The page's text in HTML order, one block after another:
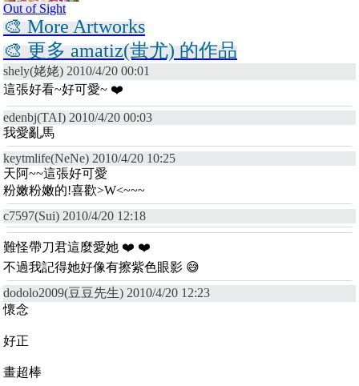
Out of Sight
🎨 More Artworks
🎨 更多 amatiz(蚩尤) 的作品
shely(姥姥) 2010/4/20 00:01
這張好看~好可愛~ ❤️
edenbj(TAI) 2010/4/20 00:03
我愛亂馬
keytmlife(NeNe) 2010/4/20 10:25
天阿~~這張好可愛
粉嫩粉嫩的!喜歡>W<~~~
c7597(Sui) 2010/4/20 12:18
難怪帶刀君這麼愛她 ❤️ ❤️
不過我記得她好像有擦紫色眼影 😅
dodolo2009(豆豆先生) 2010/4/20 12:23
懷念
好正
畫超棒